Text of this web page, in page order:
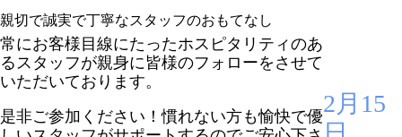
親切で誠実で丁寧なスタッフのおもてなし
常にお客様目線にたったホスピタリティのあ
るスタッフが親身に皆様のフォローをさせて
いただいております。
是非ご参加ください！慣れない方も愉快で優2月15